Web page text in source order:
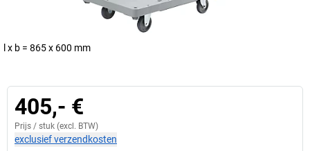
l x b = 865 x 600 mm
405,- €
Prijs / stuk (excl. BTW)
exclusief verzendkosten